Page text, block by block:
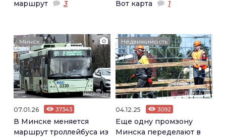
маршрут
3
Вот карта
1
Минск
07.01.26 37343
В Минске меняется
маршрут троллейбуса из
Недвижимость
04.12.25 3092
Еще одну промзону
Минска переделают в